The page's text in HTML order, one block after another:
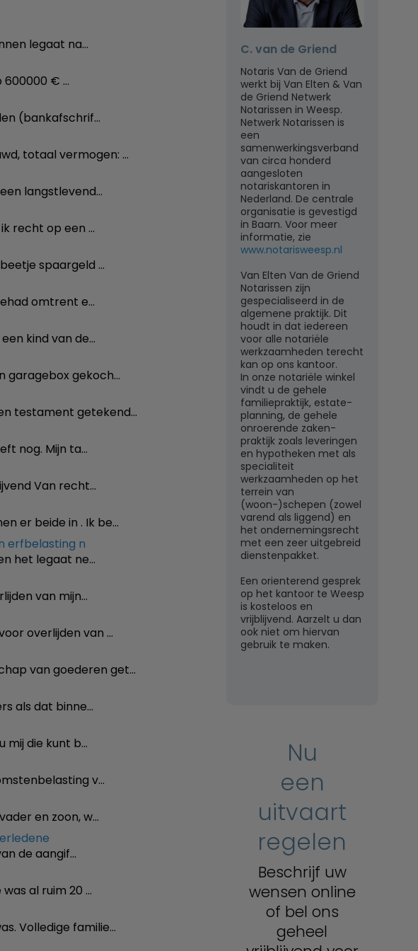
legaat na…
600000 € …
(bankafschrif…
totaal vermogen: …
langstlevend…
recht op een …
spaargeld …
omtrent e…
kind van de…
garagebox gekoch…
testament getekend…
nog. Mijn ta…
Van recht…
er beide in . Ik be…
erfbelasting n
het legaat ne…
van mijn…
overlijden van …
van goederen get…
als dat binne…
mij die kunt b…
v…
en zoon, w…
de aangif…
al ruim 20 …
Volledige familie…
C. van de Griend
Notaris Van de Griend
werkt bij Van Elten & Van
de Griend Netwerk
Notarissen in Weesp.
Netwerk Notarissen is
een
samenwerkingsverband
van circa honderd
aangesloten
notariskantoren in
Nederland. De centrale
organisatie is gevestigd
in Baarn. Voor meer
informatie, zie
www.notarisweesp.nl
Van Elten Van de Griend
Notarissen zijn
gespecialiseerd in de
algemene praktijk. Dit
houdt in dat iedereen
voor alle notariële
werkzaamheden terecht
kan op ons kantoor.
In onze notariële winkel
vindt u de gehele
familiepraktijk, estate-
planning, de gehele
onroerende zaken-
praktijk zoals leveringen
en hypotheken met als
specialiteit
werkzaamheden op het
terrein van
(woon-)schepen (zowel
varend als liggend) en
het ondernemingsrecht
met een zeer uitgebreid
dienstenpakket.
Een orienterend gesprek
op het kantoor te Weesp
is kosteloos en
vrijblijvend. Aarzelt u dan
ook niet om hiervan
gebruik te maken.
Nu
een
uitvaart
regelen
Beschrijf uw
wensen online
of bel ons
geheel